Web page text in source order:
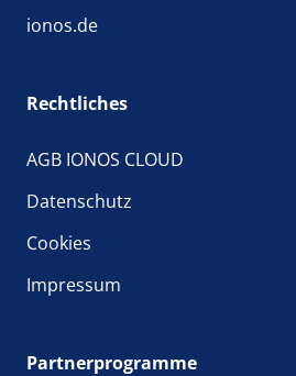
ionos.de
Rechtliches
AGB IONOS CLOUD
Datenschutz
Cookies
Impressum
Partnerprogramme